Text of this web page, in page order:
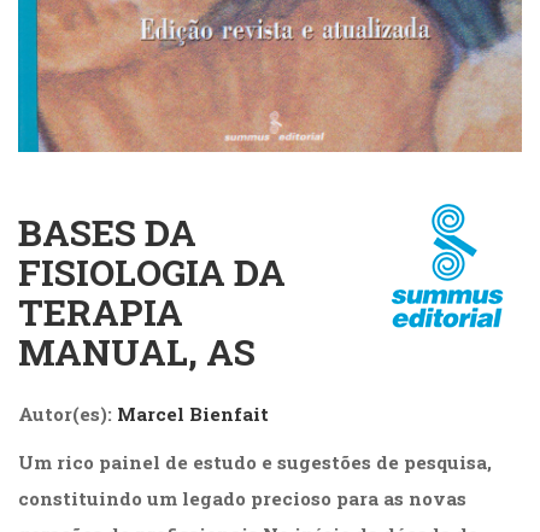
Cinema
(23)
Comportamento
(418)
Comunicação
(232)
Movimento
(226)
Crescimento
Interior
(222)
Criatividade
Culinária,
(14)
Economia,
BASES DA
FISIOLOGIA DA
TERAPIA
MANUAL, AS
Autor(es): Marcel Bienfait
Um rico painel de estudo e sugestões de pesquisa,
constituindo um legado precioso para as novas